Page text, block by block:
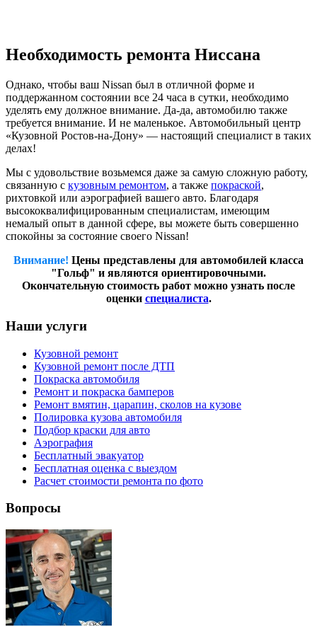
Необходимость ремонта Ниссана
Однако, чтобы ваш Nissan был в отличной форме и
поддержанном состоянии все 24 часа в сутки, необходимо
уделять ему должное внимание. Да-да, автомобилю также
требуется внимание. И не маленькое. Автомобильный центр
«Кузовной Ростов-на-Дону» — настоящий специалист в таких
делах!
Мы с удовольствие возьмемся даже за самую сложную работу,
связанную с кузовным ремонтом, а также покраской,
рихтовкой или аэрографией вашего авто. Благодаря
высококвалифицированным специалистам, имеющим
немалый опыт в данной сфере, вы можете быть совершенно
спокойны за состояние своего Nissan!
Внимание! Цены представлены для автомобилей класса
"Гольф" и являются ориентировочными.
Окончательную стоимость работ можно узнать после
оценки специалиста.
Наши услуги
Кузовной ремонт
Кузовной ремонт после ДТП
Покраска автомобиля
Ремонт и покраска бамперов
Ремонт вмятин, царапин, сколов на кузове
Полировка кузова автомобиля
Подбор краски для авто
Аэрография
Бесплатный эвакуатор
Бесплатная оценка с выездом
Расчет стоимости ремонта по фото
Вопросы